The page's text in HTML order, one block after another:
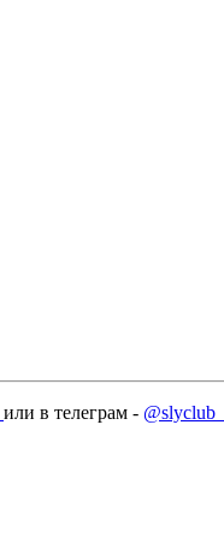
или в телеграм -